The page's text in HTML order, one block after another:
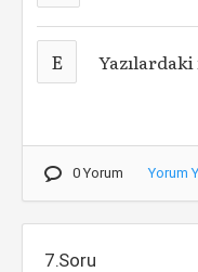
E
0 Yorum Yorum
7.Soru